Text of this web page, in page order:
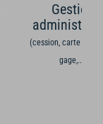
Gestion
(cession, carte grise,
gage,...)